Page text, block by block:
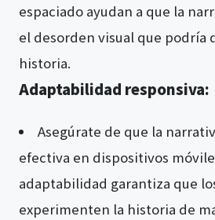
espaciado ayudan a que la
el desorden visual que podría
historia.
Adaptabilidad responsiva:
Asegúrate de que la
efectiva en dispositivos
adaptabilidad garantiza que
experimenten la historia de